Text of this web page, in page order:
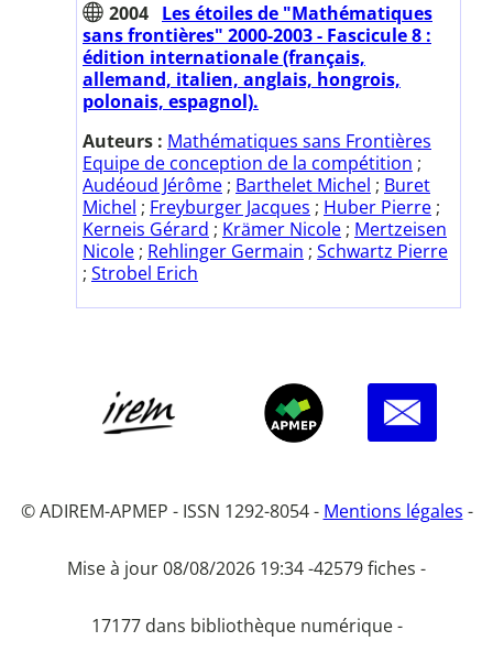
2004 Les étoiles de "Mathématiques
sans frontières" 2000-2003 - Fascicule 8 :
édition internationale (français,
allemand, italien, anglais, hongrois,
polonais, espagnol).
Auteurs : Mathématiques sans Frontières
Equipe de conception de la compétition ;
Audéoud Jérôme ; Barthelet Michel ; Buret
Michel ; Freyburger Jacques ; Huber Pierre ;
Kerneis Gérard ; Krämer Nicole ; Mertzeisen
Nicole ; Rehlinger Germain ; Schwartz Pierre
; Strobel Erich
© ADIREM-APMEP - ISSN 1292-8054 - Mentions légales -
Mise à jour 08/08/2026 19:34 -42579 fiches -
17177 dans bibliothèque numérique -